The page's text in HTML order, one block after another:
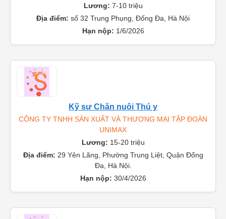
Công ty lọc nước Đông Dương
Lương: 7-10 triệu
số 32 Trung Phụng, Đống Đa, Hà Nội
Hạn nộp:1/6/2026
Kỹ sư Chăn nuôi Thú y
CÔNG TY TNHH SẢN XUẤT VÀ THƯƠNG MẠI TẬP ĐOÀN
UNIMAX
Lương:15-20 triệu
29 Yên Lãng, Phường Trung Liệt, Quận Đống
Đa, Hà Nội.
Hạn nộp:30/4/2026